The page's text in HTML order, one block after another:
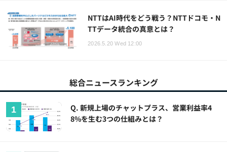
NTTはAI時代をどう戦う？NTTドコモ・N
TTデータ統合の真意とは？
2026.5.20 Wed 12:00
総合ニュースランキング
Q. 新規上場のチャットプラス、営業利益率4
8%を生む3つの仕組みとは？